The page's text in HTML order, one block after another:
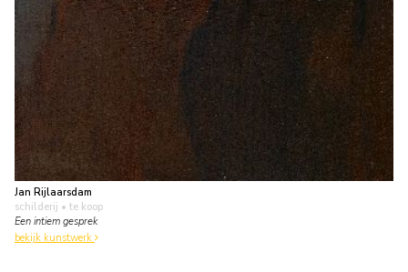
Jan Rijlaarsdam
schilderij • te koop
Een intiem gesprek
bekijk kunstwerk